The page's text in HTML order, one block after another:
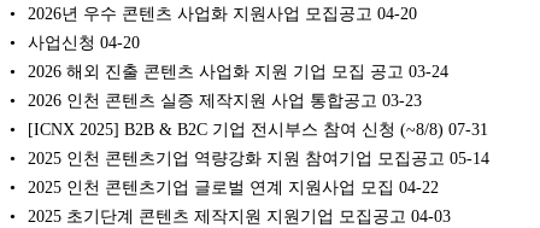
2026년 우수 콘텐츠 사업화 지원사업 모집공고 04-20
사업신청 04-20
2026 해외 진출 콘텐츠 사업화 지원 기업 모집 공고 03-24
2026 인천 콘텐츠 실증 제작지원 사업 통합공고 03-23
[ICNX 2025] B2B & B2C 기업 전시부스 참여 신청 (~8/8) 07-31
2025 인천 콘텐츠기업 역량강화 지원 참여기업 모집공고 05-14
2025 인천 콘텐츠기업 글로벌 연계 지원사업 모집 04-22
2025 초기단계 콘텐츠 제작지원 지원기업 모집공고 04-03